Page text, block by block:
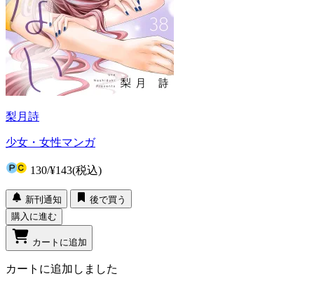
梨月詩
少女・女性マンガ
130/¥143(税込)
新刊通知
後で買う
購入に進む
カートに追加
カートに追加しました